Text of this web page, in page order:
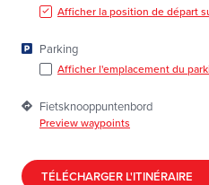
Afficher la position de départ
Parking
Afficher l'emplacement du
Fietsknooppuntenbord
Preview waypoints
TÉLÉCHARGER L'ITINÉRAIRE